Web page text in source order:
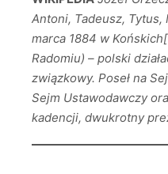
Antoni, Tadeusz, Tytus,
marca 1884 w
Radomiu) – polski
związkowy. Poseł na
Sejm Ustawodawczy
kadencji, dwukrotny